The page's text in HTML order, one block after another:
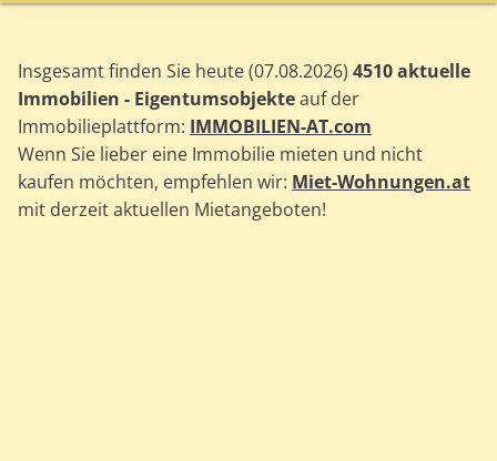
Insgesamt finden Sie heute (07.08.2026)4510 aktuelle
Immobilien - Eigentumsobjekteauf der
Immobilieplattform: IMMOBILIEN-AT.com
Wenn Sie lieber eine Immobilie mieten und nicht
kaufen möchten, empfehlen wir: Miet-Wohnungen.at
mit derzeit aktuellen Mietangeboten!